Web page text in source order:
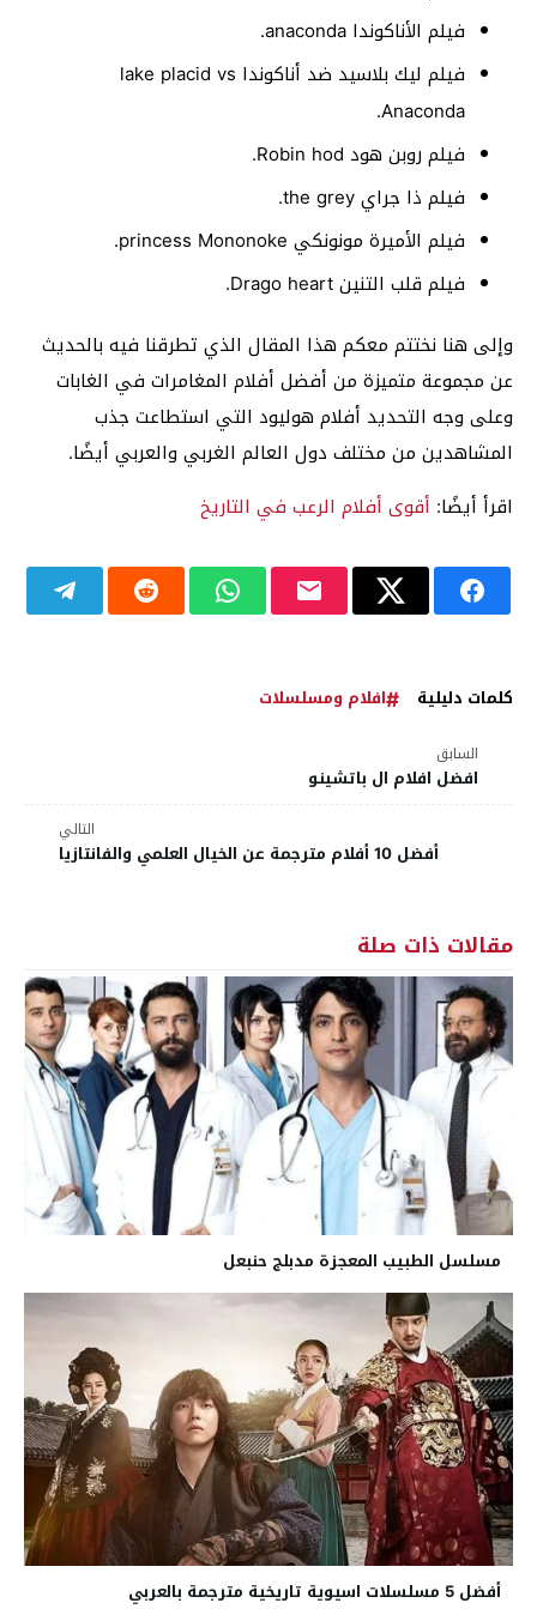
فيلم الأناكوندا anaconda.
فيلم ليك بلاسيد ضد أناكوندا lake placid vs
Anaconda.
فيلم روبن هود Robin hod.
فيلم ذا جراي the grey.
فيلم الأميرة مونونكي princess Mononoke.
فيلم قلب التنين Drago heart.
وإلى هنا نختتم معكم هذا المقال الذي تطرقنا فيه بالحديث
عن مجموعة متميزة من أفضل أفلام المغامرات في الغابات
وعلى وجه التحديد أفلام هوليود التي استطاعت جذب
المشاهدين من مختلف دول العالم الغربي والعربي أيضًا.
اقرأ أيضًا: أقوى أفلام الرعب في التاريخ
كلمات دليلية افلام ومسلسلات
السابق
افضل افلام ال باتشينو
التالي
أفضل 10 أفلام مترجمة عن الخيال العلمي والفانتازيا
مقالات ذات صلة
مسلسل الطبيب المعجزة مدبلج حنبعل
أفضل 5 مسلسلات اسيوية تاريخية مترجمة بالعربي